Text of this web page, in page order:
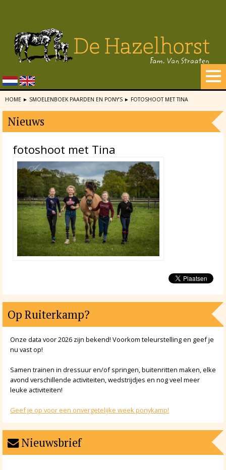
HOME ► SMOELENBOEK PAARDEN EN PONY’S ► FOTOSHOOT MET TINA
Nieuws
fotoshoot met Tina
Op Ruiterkamp?
Onze data voor 2026 zijn bekend! Voorkom teleurstelling en geef je
nu vast op!
Samen trainen in dressuur en/of springen, buitenritten maken, elke
avond verschillende activiteiten, wedstrijdjes en nog veel meer
leuke activiteiten!
Geef je op voor een onvergetelijke week ponykamp!
Nieuwsbrief